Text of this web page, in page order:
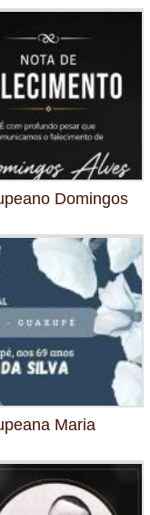
Domingos
Maria